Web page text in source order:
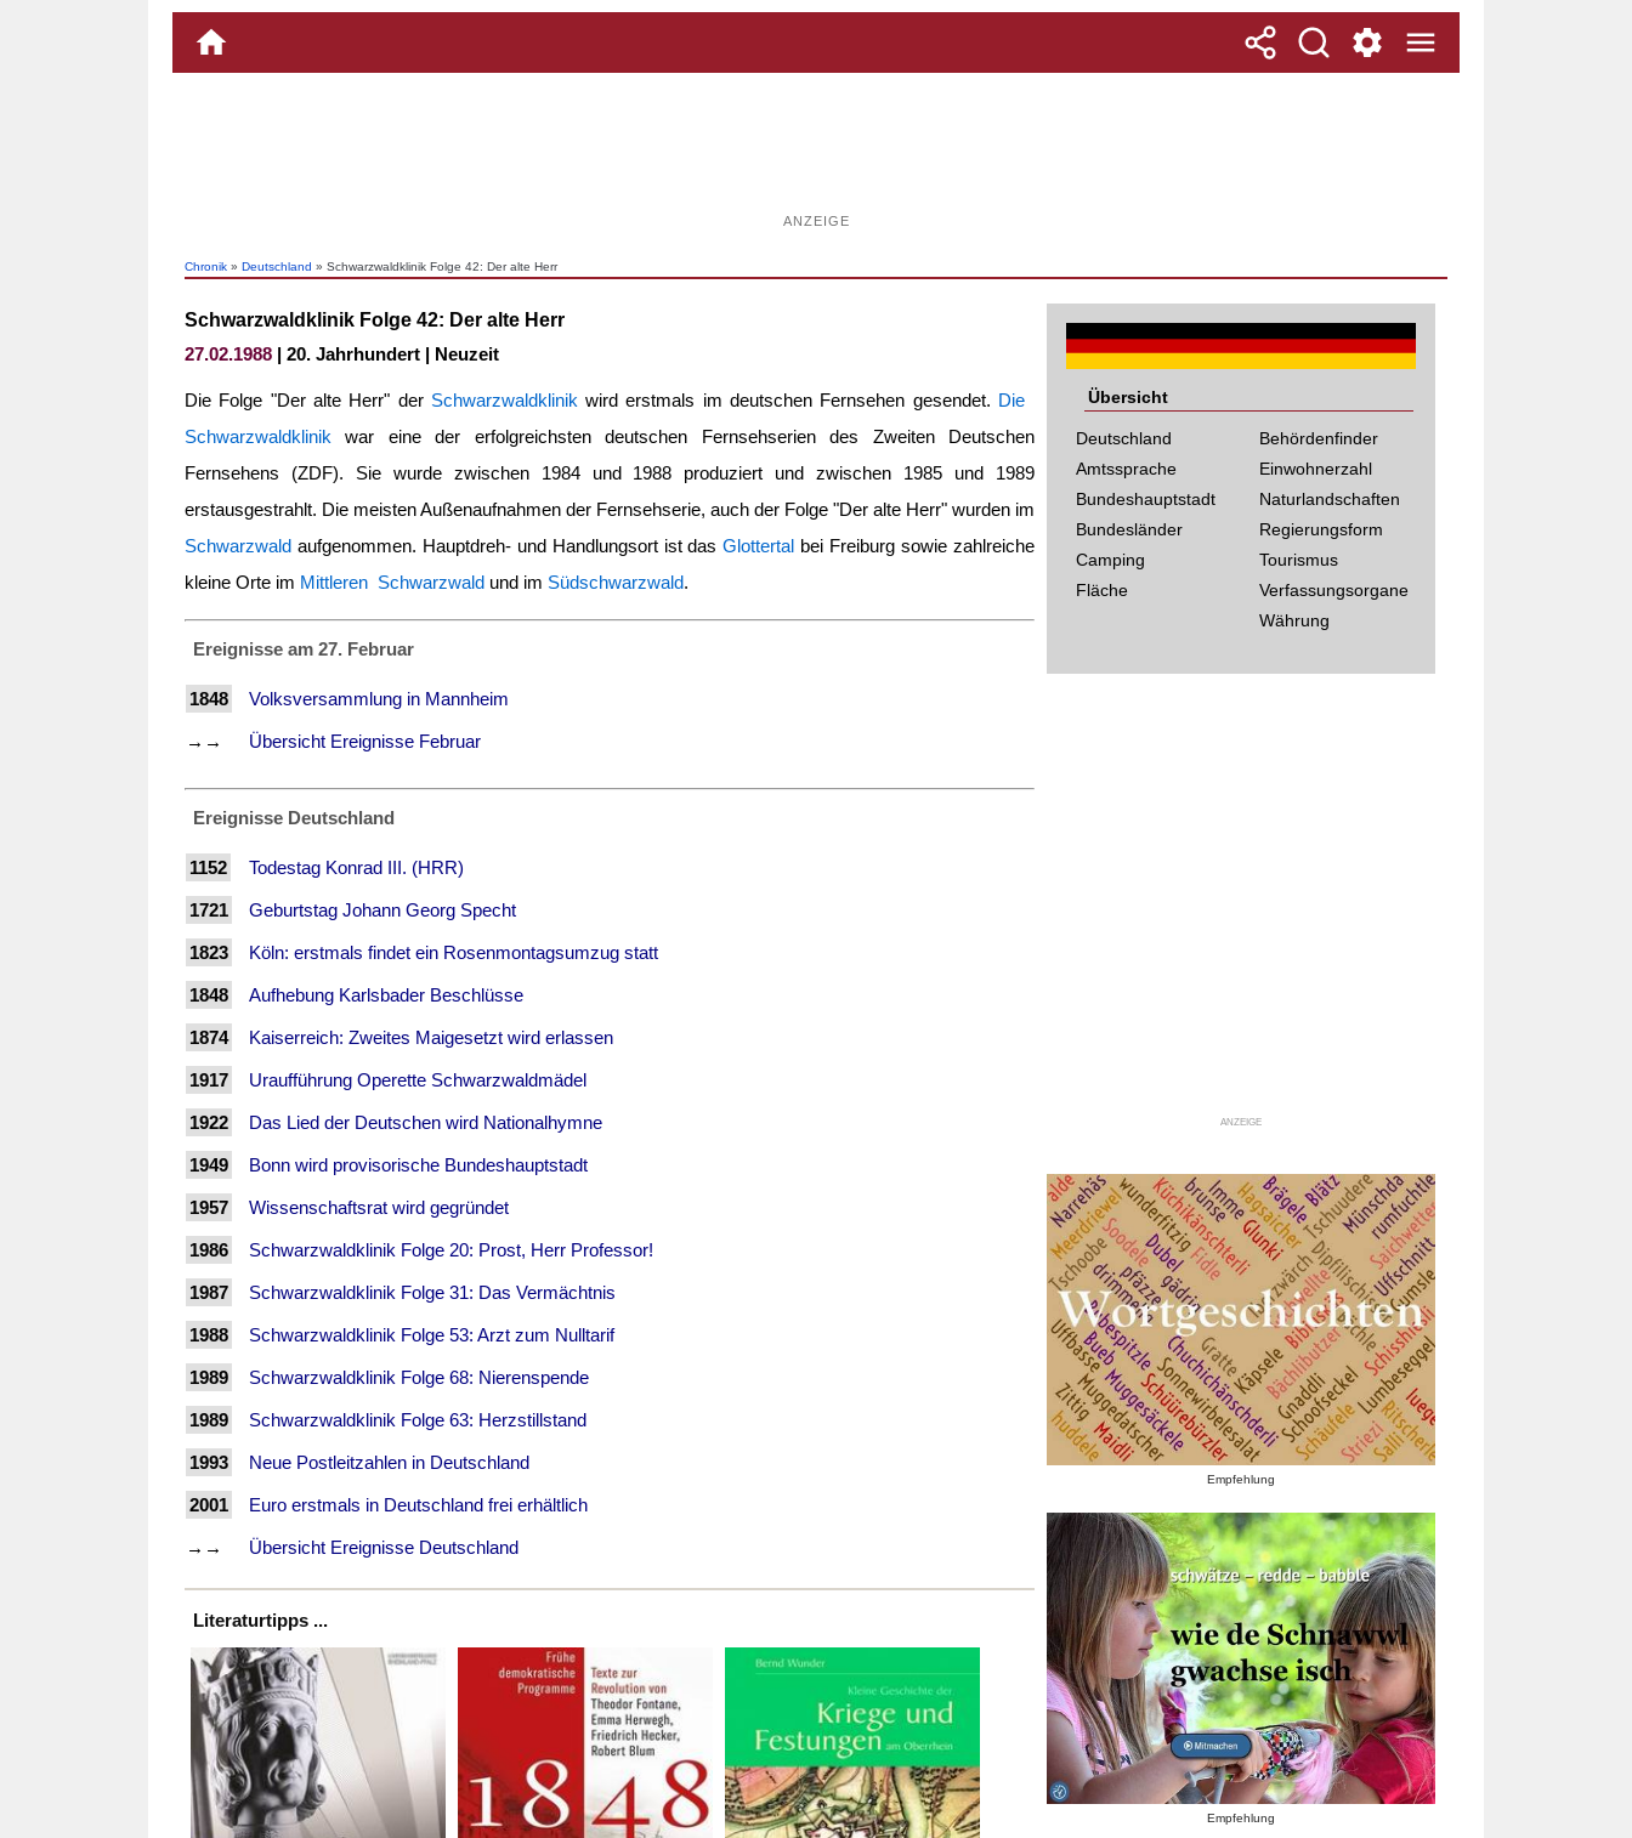
ANZEIGE
Chronik » Deutschland » Schwarzwaldklinik Folge 42: Der alte Herr
Schwarzwaldklinik Folge 42: Der alte Herr
27.02.1988 | 20. Jahrhundert | Neuzeit
Die Folge "Der alte Herr" der Schwarzwaldklinik wird erstmals im deutschen Fernsehen gesendet. Die
Schwarzwaldklinik war eine der erfolgreichsten deutschen Fernsehserien des Zweiten Deutschen
Fernsehens (ZDF). Sie wurde zwischen 1984 und 1988 produziert und zwischen 1985 und 1989
erstausgestrahlt. Die meisten Außenaufnahmen der Fernsehserie, auch der Folge "Der alte Herr" wurden im
Schwarzwald aufgenommen. Hauptdreh- und Handlungsort ist dasGlottertal bei Freiburg sowie zahlreiche
kleine Orte im Mittleren Schwarzwald und im Südschwarzwald.
Ereignisse am 27. Februar
1848 Volksversammlung in Mannheim
→→ Übersicht Ereignisse Februar
Ereignisse Deutschland
1152 Todestag Konrad III. (HRR)
1721 Geburtstag Johann Georg Specht
1823 Köln: erstmals findet ein Rosenmontagsumzug statt
1848 Aufhebung Karlsbader Beschlüsse
1874 Kaiserreich: Zweites Maigesetzt wird erlassen
1917 Uraufführung Operette Schwarzwaldmädel
1922 Das Lied der Deutschen wird Nationalhymne
1949 Bonn wird provisorische Bundeshauptstadt
1957 Wissenschaftsrat wird gegründet
1986 Schwarzwaldklinik Folge 20: Prost, Herr Professor!
1987 Schwarzwaldklinik Folge 31: Das Vermächtnis
1988 Schwarzwaldklinik Folge 53: Arzt zum Nulltarif
1989 Schwarzwaldklinik Folge 68: Nierenspende
1989 Schwarzwaldklinik Folge 63: Herzstillstand
1993 Neue Postleitzahlen in Deutschland
2001 Euro erstmals in Deutschland frei erhältlich
→→ Übersicht Ereignisse Deutschland
Literaturtipps ...
Übersicht
Deutschland
Amtssprache
Bundeshauptstadt
Bundesländer
Camping
Fläche
Behördenfinder
Einwohnerzahl
Naturlandschaften
Regierungsform
Tourismus
Verfassungsorgane
Währung
ANZEIGE
Empfehlung
Empfehlung